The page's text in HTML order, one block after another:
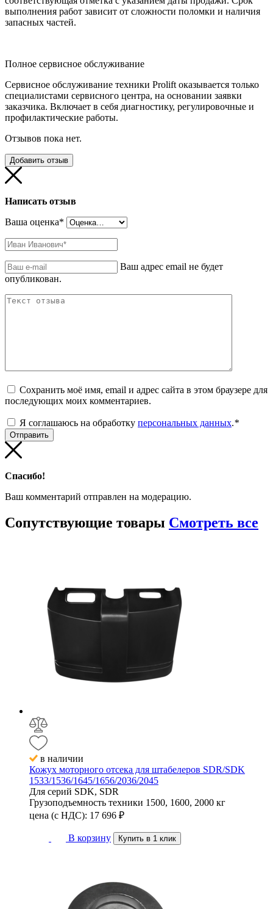
выполнения работ зависит от сложности поломки и наличия
запасных частей.
Полное сервисное обслуживание
Сервисное обслуживание техники Prolift оказывается только
специалистами сервисного центра, на основании заявки
заказчика. Включает в себя диагностику, регулировочные и
профилактические работы.
Отзывов пока нет.
Добавить отзыв
Написать отзыв
Ваша оценка*
Ваш адрес email не будет
опубликован.
Сохранить моё имя, email и адрес сайта в этом браузере для
последующих моих комментариев.
Я соглашаюсь на обработку персональных данных.*
Спасибо!
Ваш комментарий отправлен на модерацию.
Сопутствующие товары Смотреть все
в наличии
Кожух моторного отсека для штабелеров SDR/SDK
1533/1536/1645/1656/2036/2045
Для серий SDK, SDR
Грузоподъемность техники 1500, 1600, 2000 кг
цена (с НДС): 17 696 ₽
В корзину Купить в 1 клик